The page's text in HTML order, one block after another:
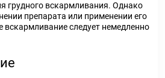
грудного вскармливания. Однако
препарата или применении его
вскармливание следует немедленно